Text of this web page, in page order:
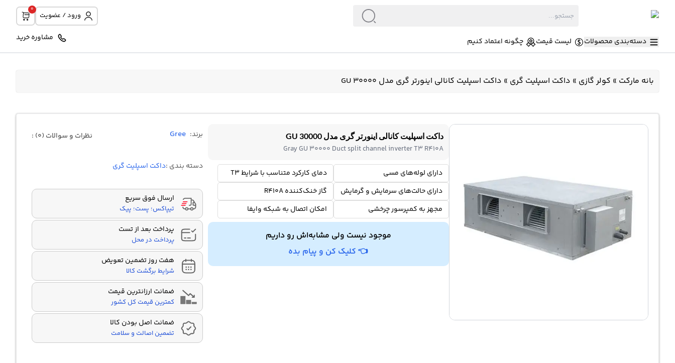
ورود / عضویت
0
دسته‌بندی محصولات لیست قیمت چگونه اعتماد کنیم مشاوره خرید
بانه مارکت » کولر گازی » داکت اسپلیت گری » داکت اسپلیت کانالی اینورتر گری مدل GU 30000
داکت اسپلیت کانالی اینورتر گری مدل GU 30000
Gray GU 30000 Duct split channel inverter T3 R410A
دارای لوله‌های مسی
دمای کارکرد متناسب با شرایط T3
دارای حالت‌های سرمایش و گرمایش
گاز خنک‌کننده R410A
مجهز به کمپرسور چرخشی
امکان اتصال به شبکه وایفا
موجود نیست ولی مشابه‌اش رو داریم
👈 کلیک کن و پیام بده
برند: Gree نظرات و سوالات (0) :
دسته بندی :داکت اسپلیت گری
ارسال فوق سریع
تیپاکس؛ پست؛ پیک
پرداخت بعد از تست
پرداخت در محل
هفت روز تضمین تعویض
شرایط برگشت کالا
ضمانت ارزانترین قیمت
کمترین قیمت کل کشور
ضمانت اصل بودن کالا
تضمین اصالت و سلامت